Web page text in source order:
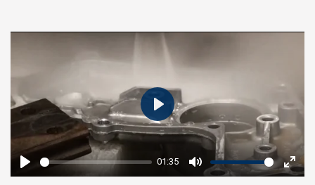
P
01:35
M
E
P
l